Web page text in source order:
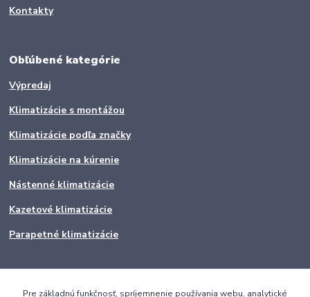
Kontakty
Obľúbené kategórie
Výpredaj
Klimatizácie s montážou
Klimatizácie podľa značky
Klimatizácie na kúrenie
Nástenné klimatizácie
Kazetové klimatizácie
Parapetné klimatizácie
Pre základnú funkčnosť, spríjemnenie používania webu, analytické